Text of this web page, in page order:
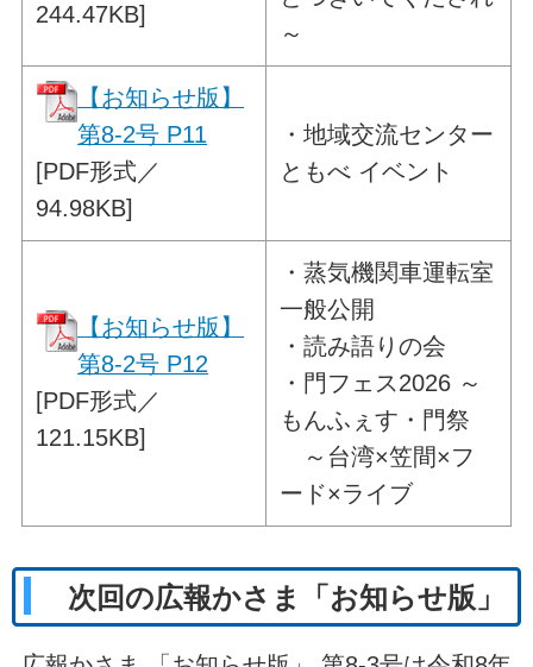
244.47KB]
～
【お知らせ版】
第8-2号 P11
[PDF形式／
94.98KB]
・地域交流センター
ともべ イベント
【お知らせ版】
第8-2号 P12
[PDF形式／
121.15KB]
・蒸気機関車運転室
一般公開
・読み語りの会
・門フェス2026 ～
もんふぇす・門祭
～台湾×笠間×フ
ード×ライブ
次回の広報かさま「お知らせ版」